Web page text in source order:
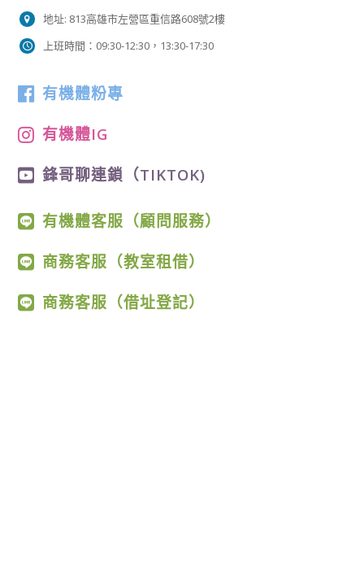
地址: 813高雄市左營區重信路608號2樓
上班時間：09:30-12:30，13:30-17:30
有機體粉專
有機體IG
鋒哥聊連鎖（TIKTOK)
有機體客服（顧問服務）
商務客服（教室租借）
商務客服（借址登記）